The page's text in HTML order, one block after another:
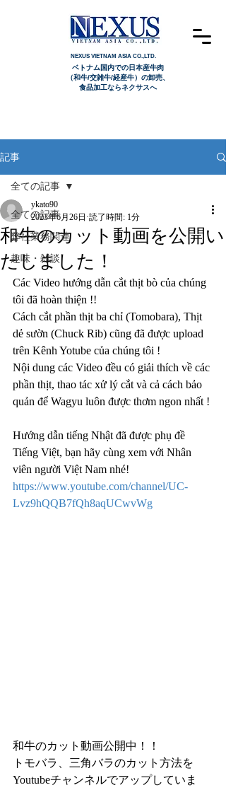
NEXUS VIETNAM ASIA CO.,LTD.
ベトナム国内での日本産牛肉
（和牛/交雑牛/経産牛）の卸売、
食品加工ならネクサスへ
記事
全ての記事
弊社業務関連
趣味・雑談
全ての記事
和牛のカット動画を公開い
たしました！
ykato90
2023年6月26日 読了時間: 1分
Các Video hướng dẫn cắt thịt bò của chúng
tôi đã hoàn thiện !!
Cách cắt phần thịt ba chỉ (Tomobara), Thịt
dẻ sườn (Chuck Rib) cũng đã được upload
trên Kênh Yotube của chúng tôi !
Nội dung các Video đều có giải thích về các
phần thịt, thao tác xử lý cắt và cả cách bảo
quản để Wagyu luôn được thơm ngon nhất !
Hướng dẫn tiếng Nhật đã được phụ đề
Tiếng Việt, bạn hãy cùng xem với Nhân
viên người Việt Nam nhé!
https://www.youtube.com/channel/UC-
Lvz9hQQB7fQh8aqUCwvWg
和牛のカット動画公開中！！
トモバラ、三角バラのカット方法を
Youtubeチャンネルでアップしていま